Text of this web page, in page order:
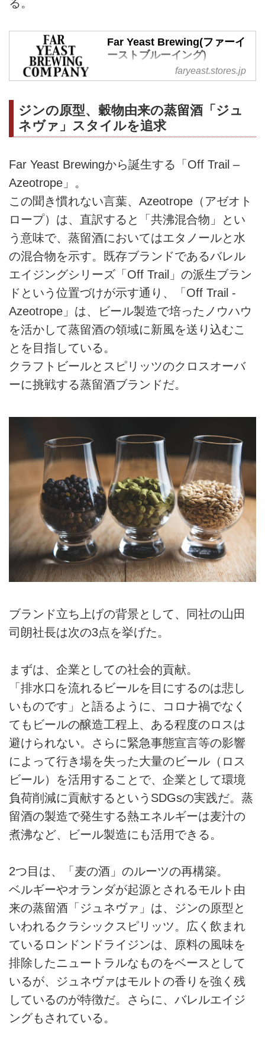
る。
Far Yeast Brewing(ファーイ
ーストブルーイング)
Far Yeast Brewing(ファーイース
faryeast.stores.jp
ジンの原型、穀物由来の蒸留酒「ジュ
ネヴァ」スタイルを追求
Far Yeast Brewingから誕生する「Off Trail –
Azeotrope」。
この聞き慣れない言葉、Azeotrope（アゼオト
ロープ）は、直訳すると「共沸混合物」とい
う意味で、蒸留酒においてはエタノールと水
の混合物を示す。既存ブランドであるバレル
エイジングシリーズ「Off Trail」の派生ブラン
ドという位置づけが示す通り、「Off Trail -
Azeotrope」は、ビール製造で培ったノウハウ
を活かして蒸留酒の領域に新風を送り込むこ
とを目指している。
クラフトビールとスピリッツのクロスオーバ
ーに挑戦する蒸留酒ブランドだ。
ブランド立ち上げの背景として、同社の山田
司朗社長は次の3点を挙げた。
まずは、企業としての社会的貢献。
「排水口を流れるビールを目にするのは悲し
いものです」と語るように、コロナ禍でなく
てもビールの醸造工程上、ある程度のロスは
避けられない。さらに緊急事態宣言等の影響
によって行き場を失った大量のビール（ロス
ビール）を活用することで、企業として環境
負荷削減に貢献するというSDGsの実践だ。蒸
留酒の製造で発生する熱エネルギーは麦汁の
煮沸など、ビール製造にも活用できる。
2つ目は、「麦の酒」のルーツの再構築。
ベルギーやオランダが起源とされるモルト由
来の蒸留酒「ジュネヴァ」は、ジンの原型と
いわれるクラシックスピリッツ。広く飲まれ
ているロンドンドライジンは、原料の風味を
排除したニュートラルなものをベースとして
いるが、ジュネヴァはモルトの香りを強く残
しているのが特徴だ。さらに、バレルエイジ
ングもされている。